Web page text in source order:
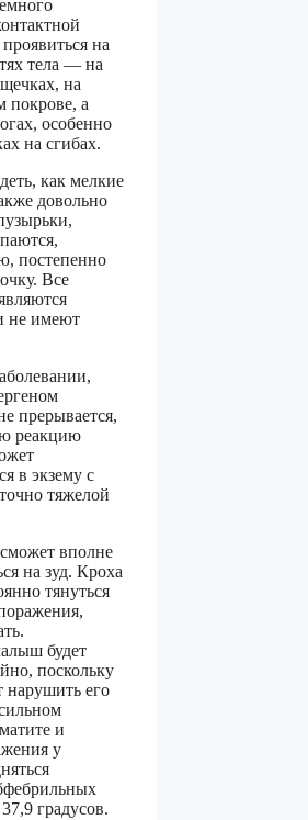
на
тела — на
на
покрове, а
особенно
на сгибах.
как мелкие
довольно
постепенно
Все
не имеют
прерывается,
реакцию
в экзему с
тяжелой
вполне
на зуд. Кроха
тянуться
будет
поскольку
нарушить его
и
у
градусов.